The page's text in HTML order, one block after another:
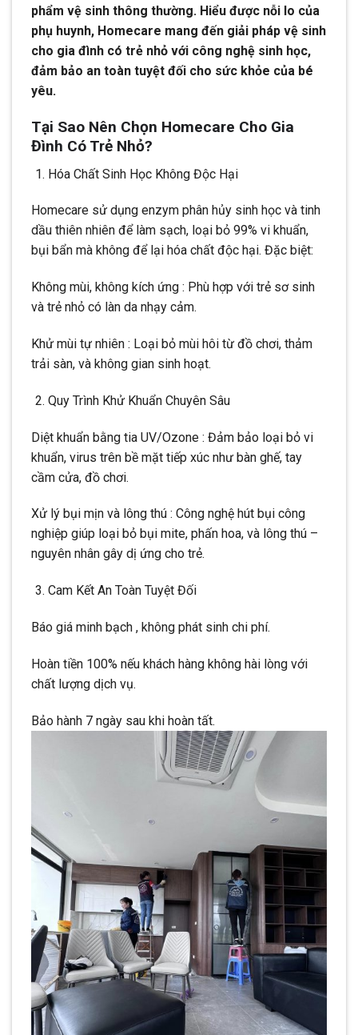
phẩm vệ sinh thông thường. Hiểu được nỗi lo của
phụ huynh, Homecare mang đến giải pháp vệ sinh
cho gia đình có trẻ nhỏ với công nghệ sinh học,
đảm bảo an toàn tuyệt đối cho sức khỏe của bé
yêu.
Tại Sao Nên Chọn Homecare Cho Gia
Đình Có Trẻ Nhỏ?
Hóa Chất Sinh Học Không Độc Hại
Homecare sử dụng enzym phân hủy sinh học và tinh
dầu thiên nhiên để làm sạch, loại bỏ 99% vi khuẩn,
bụi bẩn mà không để lại hóa chất độc hại. Đặc biệt:
Không mùi, không kích ứng : Phù hợp với trẻ sơ sinh
và trẻ nhỏ có làn da nhạy cảm.
Khử mùi tự nhiên : Loại bỏ mùi hôi từ đồ chơi, thảm
trải sàn, và không gian sinh hoạt.
Quy Trình Khử Khuẩn Chuyên Sâu
Diệt khuẩn bằng tia UV/Ozone : Đảm bảo loại bỏ vi
khuẩn, virus trên bề mặt tiếp xúc như bàn ghế, tay
cầm cửa, đồ chơi.
Xử lý bụi mịn và lông thú : Công nghệ hút bụi công
nghiệp giúp loại bỏ bụi mite, phấn hoa, và lông thú –
nguyên nhân gây dị ứng cho trẻ.
Cam Kết An Toàn Tuyệt Đối
Báo giá minh bạch , không phát sinh chi phí.
Hoàn tiền 100% nếu khách hàng không hài lòng với
chất lượng dịch vụ.
Bảo hành 7 ngày sau khi hoàn tất.